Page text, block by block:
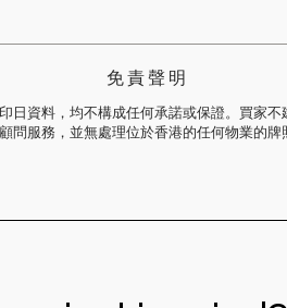
免 責 聲 明
日資料，均不構成任何承諾或保證。買家
服務，並無處理位於香港的任何物業的牌